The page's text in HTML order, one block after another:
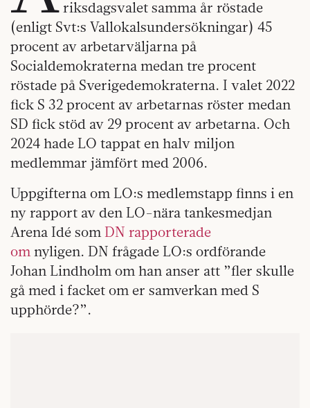
riksdagsvalet samma år röstade
(enligt Svt:s Vallokalsundersökningar) 45
procent av arbetarväljarna på
Socialdemokraterna medan tre procent
röstade på Sverigedemokraterna. I valet 2022
fick S 32 procent av arbetarnas röster medan
SD fick stöd av 29 procent av arbetarna. Och
2024 hade LO tappat en halv miljon
medlemmar jämfört med 2006.
Uppgifterna om LO:s medlemstapp finns i en
ny rapport av den LO-nära tankesmedjan
Arena Idé somDN rapporterade
omnyligen. DN frågade LO:s ordförande
Johan Lindholm om han anser att ”fler skulle
gå med i facket om er samverkan med S
upphörde?”.